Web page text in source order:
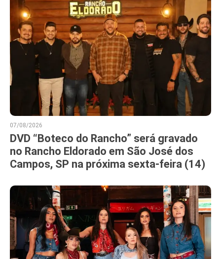
07/08/2026
DVD “Boteco do Rancho” será gravado
no Rancho Eldorado em São José dos
Campos, SP na próxima sexta-feira (14)